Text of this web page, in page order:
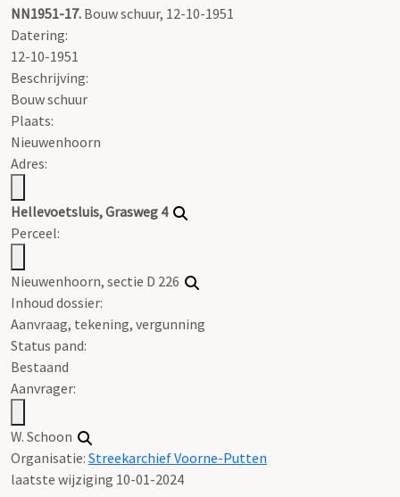
NN1951-17. Bouw schuur, 12-10-1951
Datering:
12-10-1951
Beschrijving:
Bouw schuur
Plaats:
Nieuwenhoorn
Adres:
Hellevoetsluis, Grasweg 4
Perceel:
Nieuwenhoorn, sectie D 226
Inhoud dossier:
Aanvraag, tekening, vergunning
Status pand:
Bestaand
Aanvrager:
W. Schoon
Organisatie: Streekarchief Voorne-Putten
laatste wijziging 10-01-2024